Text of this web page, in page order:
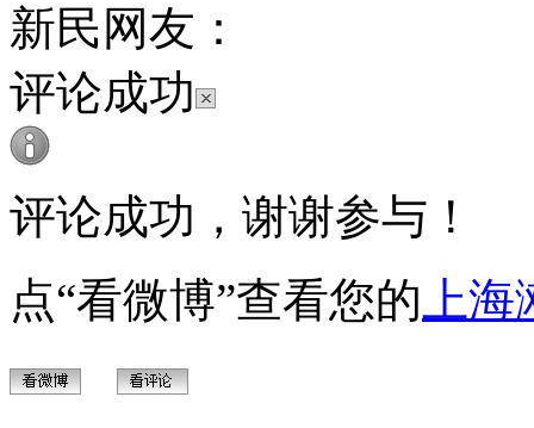
新民网友：
评论成功
评论成功，谢谢参与！
点“看微博”查看您的 上